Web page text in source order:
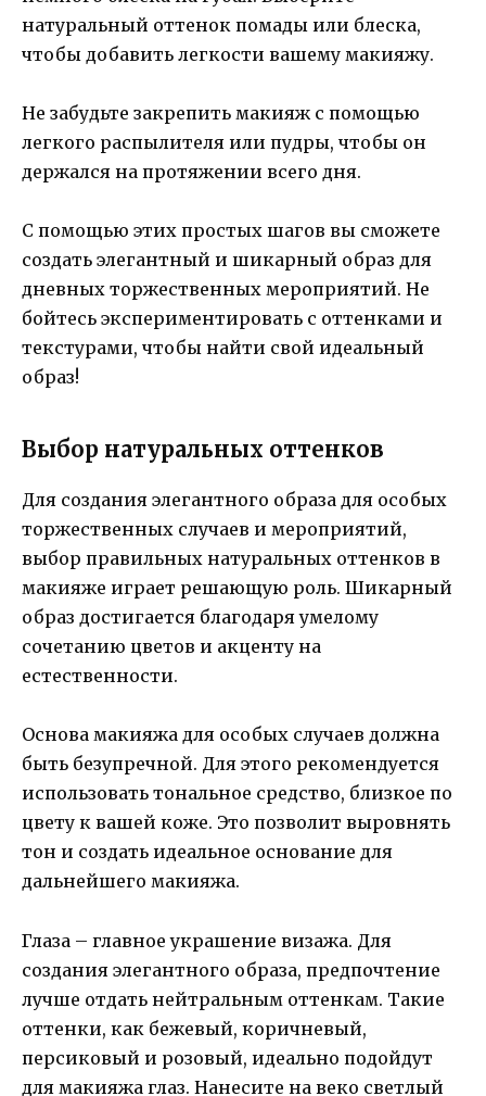
натуральный оттенок помады или блеска,
чтобы добавить легкости вашему макияжу.
Не забудьте закрепить макияж с помощью
легкого распылителя или пудры, чтобы он
держался на протяжении всего дня.
С помощью этих простых шагов вы сможете
создать элегантный и шикарный образ для
дневных торжественных мероприятий. Не
бойтесь экспериментировать с оттенками и
текстурами, чтобы найти свой идеальный
образ!
Выбор натуральных оттенков
Для создания элегантного образа для особых
торжественных случаев и мероприятий,
выбор правильных натуральных оттенков в
макияже играет решающую роль. Шикарный
образ достигается благодаря умелому
сочетанию цветов и акценту на
естественности.
Основа макияжа для особых случаев должна
быть безупречной. Для этого рекомендуется
использовать тональное средство, близкое по
цвету к вашей коже. Это позволит выровнять
тон и создать идеальное основание для
дальнейшего макияжа.
Глаза – главное украшение визажа. Для
создания элегантного образа, предпочтение
лучше отдать нейтральным оттенкам. Такие
оттенки, как бежевый, коричневый,
персиковый и розовый, идеально подойдут
для макияжа глаз. Нанесите на веко светлый